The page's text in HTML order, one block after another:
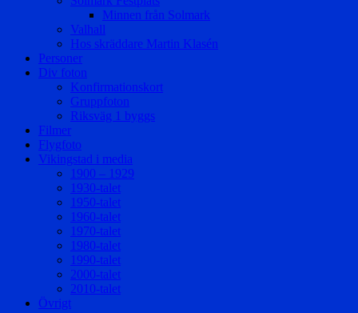
Minnen från Solmark
Valhall
Hos skräddare Martin Klasén
Personer
Div foton
Konfirmationskort
Gruppfoton
Riksväg 1 byggs
Filmer
Flygfoto
Vikingstad i media
1900 – 1929
1930-talet
1950-talet
1960-talet
1970-talet
1980-talet
1990-talet
2000-talet
2010-talet
Övrigt